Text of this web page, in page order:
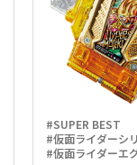
#SUPER BEST
#仮面ライダーシ
#仮面ライダーエ